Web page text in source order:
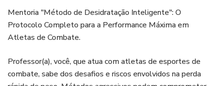
Mentoria "Método de Desidratação Inteligente": O
Protocolo Completo para a Performance Máxima em
Atletas de Combate.
Professor(a), você, que atua com atletas de esportes de
combate, sabe dos desafios e riscos envolvidos na perda